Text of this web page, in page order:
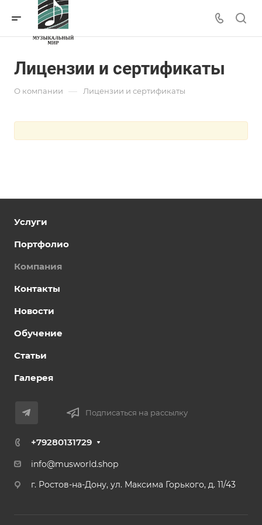
Лицензии и сертификаты
О компании — Лицензии и сертификаты
Услуги
Портфолио
Компания
Контакты
Новости
Обучение
Статьи
Галерея
Подписаться на рассылку
+79280131729
info@musworld.shop
г. Ростов-на-Дону, ул. Максима Горького, д. 11/43